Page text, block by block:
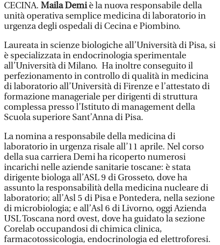
CECINA. Maila Demiè la nuova responsabile della
unità operativa semplice medicina di laboratorio in
urgenza degli ospedali di Cecina e Piombino.
Laureata in scienze biologiche all’Università di Pisa, si
è specializzata in endocrinologia sperimentale
all’Università di Milano. Ha inoltre conseguito il
perfezionamento in controllo di qualità in medicina
di laboratorio all’Università di Firenze e l’attestato di
formazione manageriale per dirigenti di struttura
complessa presso l’Istituto di management della
Scuola superiore Sant’Anna di Pisa.
La nomina a responsabile della medicina di
laboratorio in urgenza risale all’11 aprile. Nel corso
della sua carriera Demi ha ricoperto numerosi
incarichi nelle aziende sanitarie toscane: è stata
dirigente biologa all’ASL 9 di Grosseto, dove ha
assunto la responsabilità della medicina nucleare di
laboratorio; all’Asl 5 di Pisa e Pontedera, nella sezione
di microbiologia; e all’Asl 6 di Livorno, oggi Azienda
USL Toscana nord ovest, dove ha guidato la sezione
Corelab occupandosi di chimica clinica,
farmacotossicologia, endocrinologia ed elettroforesi.